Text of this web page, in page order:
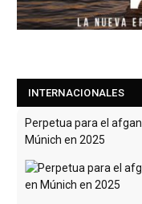
INTERNACIONALES
Perpetua para el
Múnich en 2025